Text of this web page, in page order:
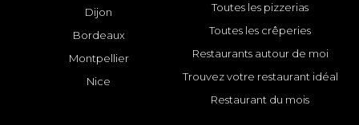
Dijon
Bordeaux
Montpellier
Nice
Toutes les pizzerias
Toutes les crêperies
Restaurants autour de moi
Trouvez votre restaurant idéal
Restaurant du mois